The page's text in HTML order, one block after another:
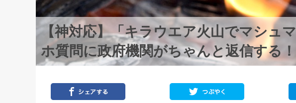
【神対応】「キラウエア火山でマシュ
ホ質問に政府機関がちゃんと返信する！